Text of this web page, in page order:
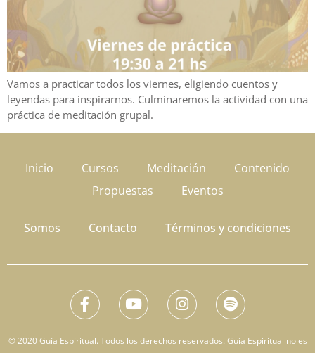
Vamos a practicar todos los viernes, eligiendo cuentos y
leyendas para inspirarnos. Culminaremos la actividad con una
práctica de meditación grupal.
Inicio Cursos Meditación
Contenido
Propuestas
Eventos
Somos Contacto Términos y condiciones
© 2020 Guía Espiritual. Todos los derechos reservados. Guía Espiritual no es